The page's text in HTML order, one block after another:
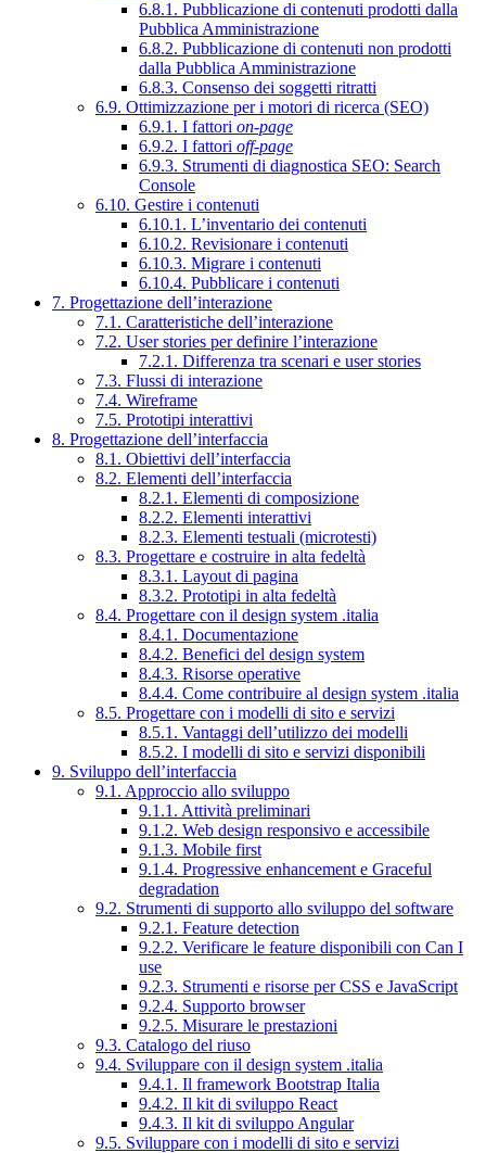
6.8.1. Pubblicazione di contenuti prodotti dalla
Pubblica Amministrazione
6.8.2. Pubblicazione di contenuti non prodotti
dalla Pubblica Amministrazione
6.8.3. Consenso dei soggetti ritratti
6.9. Ottimizzazione per i motori di ricerca (SEO)
6.9.1. I fattori on-page
6.9.2. I fattori off-page
6.9.3. Strumenti di diagnostica SEO: Search
Console
6.10. Gestire i contenuti
6.10.1. L’inventario dei contenuti
6.10.2. Revisionare i contenuti
6.10.3. Migrare i contenuti
6.10.4. Pubblicare i contenuti
7. Progettazione dell’interazione
7.1. Caratteristiche dell’interazione
7.2. User stories per definire l’interazione
7.2.1. Differenza tra scenari e user stories
7.3. Flussi di interazione
7.4. Wireframe
7.5. Prototipi interattivi
8. Progettazione dell’interfaccia
8.1. Obiettivi dell’interfaccia
8.2. Elementi dell’interfaccia
8.2.1. Elementi di composizione
8.2.2. Elementi interattivi
8.2.3. Elementi testuali (microtesti)
8.3. Progettare e costruire in alta fedeltà
8.3.1. Layout di pagina
8.3.2. Prototipi in alta fedeltà
8.4. Progettare con il design system .italia
8.4.1. Documentazione
8.4.2. Benefici del design system
8.4.3. Risorse operative
8.4.4. Come contribuire al design system .italia
8.5. Progettare con i modelli di sito e servizi
8.5.1. Vantaggi dell’utilizzo dei modelli
8.5.2. I modelli di sito e servizi disponibili
9. Sviluppo dell’interfaccia
9.1. Approccio allo sviluppo
9.1.1. Attività preliminari
9.1.2. Web design responsivo e accessibile
9.1.3. Mobile first
9.1.4. Progressive enhancement e Graceful
degradation
9.2. Strumenti di supporto allo sviluppo del software
9.2.1. Feature detection
9.2.2. Verificare le feature disponibili con Can I
use
9.2.3. Strumenti e risorse per CSS e JavaScript
9.2.4. Supporto browser
9.2.5. Misurare le prestazioni
9.3. Catalogo del riuso
9.4. Sviluppare con il design system .italia
9.4.1. Il framework Bootstrap Italia
9.4.2. Il kit di sviluppo React
9.4.3. Il kit di sviluppo Angular
9.5. Sviluppare con i modelli di sito e servizi